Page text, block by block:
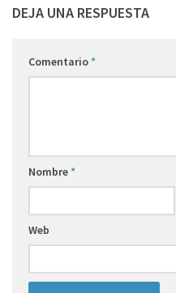
DEJA UNA RESPUESTA
Comentario*
Nombre*
Web